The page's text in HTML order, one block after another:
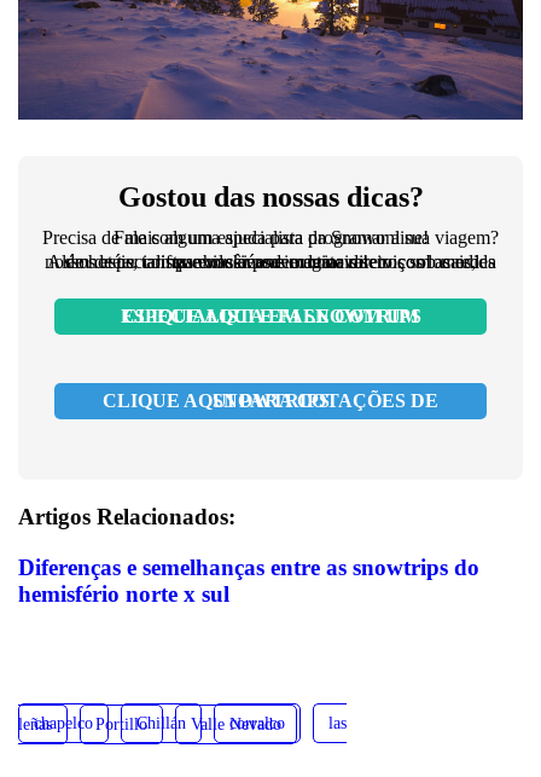
Gostou das nossas dicas?
Precisa de mais alguma ajuda para programar a sua viagem? Fale com um especialista da Snowonline!
Além de ter tarifas exclusivas e contato direto com as redes de hotéis, companhias aéreas e demais serviços locais, nossos especialistas em ski podem criar roteiros sob medida que você nem imaginava!
CLIQUE AQUI E FALE COM UM ESPECIALISTA EM SNOWTRIPS
CLIQUE AQUI PARA COTAÇÕES DE SNOWTRIPS
Artigos Relacionados:
Diferenças e semelhanças entre as snowtrips do
hemisfério norte x sul
chapelco Chillán corralco
las leñas Portillo Valle Nevado